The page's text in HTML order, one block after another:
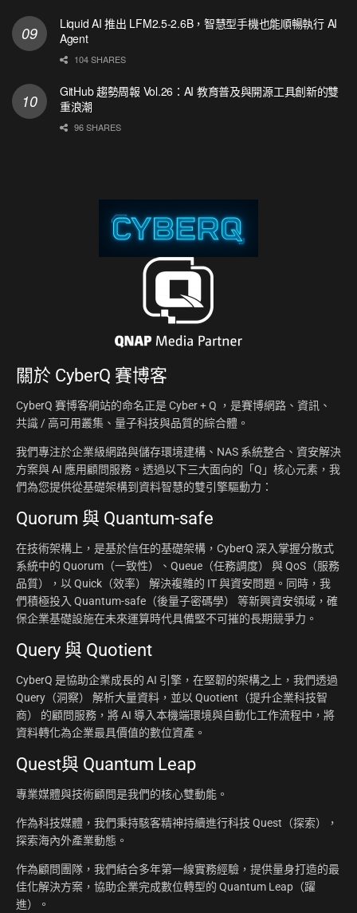
Liquid AI 推出 LFM2.5-2.6B，智慧型手機也能順暢執行 AI
Agent
104 SHARES
GitHub 趨勢周報 Vol.26：AI 教育普及與開源工具創新的雙
重浪潮
96 SHARES
關於 CyberQ 賽博客
CyberQ 賽博客網站的命名正是 Cyber + Q ，是賽博網路、資訊、
共識 / 高可用叢集、量子科技與品質的綜合體。
我們專注於企業級網路與儲存環境建構、NAS 系統整合、資安解決
方案與 AI 應用顧問服務。透過以下三大面向的「Q」核心元素，我
們為您提供從基礎架構到資料智慧的雙引擎驅動力：
Quorum 與 Quantum-safe
在技術架構上，是基於信任的基礎架構，CyberQ 深入掌握分散式
系統中的 Quorum（一致性）、Queue（任務調度） 與 QoS（服務
品質），以 Quick（效率） 解決複雜的 IT 與資安問題。同時，我
們積極投入 Quantum-safe（後量子密碼學） 等新興資安領域，確
保企業基礎設施在未來運算時代具備堅不可摧的長期競爭力。
Query 與 Quotient
CyberQ 是協助企業成長的 AI 引擎，在堅韌的架構之上，我們透過
Query（洞察） 解析大量資料，並以 Quotient（提升企業科技智
商） 的顧問服務，將 AI 導入本機端環境與自動化工作流程中，將
資料轉化為企業最具價值的數位資產。
Quest與 Quantum Leap
專業媒體與技術顧問是我們的核心雙動能。
作為科技媒體，我們秉持駭客精神持續進行科技 Quest（探索），
探索海內外產業動態。
作為顧問團隊，我們結合多年第一線實務經驗，提供量身打造的最
佳化解決方案，協助企業完成數位轉型的 Quantum Leap（躍
進）。